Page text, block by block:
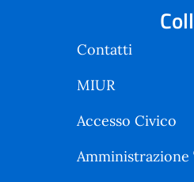
Contatti
MIUR
Accesso Civico